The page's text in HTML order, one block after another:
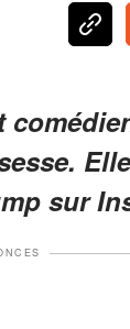
sur